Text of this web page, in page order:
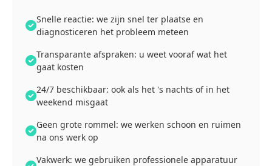
Snelle reactie: we zijn snel ter plaatse en
diagnosticeren het probleem meteen
Transparante afspraken: u weet vooraf wat het
gaat kosten
24/7 beschikbaar: ook als het 's nachts of in het
weekend misgaat
Geen grote rommel: we werken schoon en ruimen
na ons werk op
Vakwerk: we gebruiken professionele apparatuur